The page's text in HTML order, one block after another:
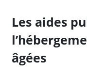
Les aides
âgées